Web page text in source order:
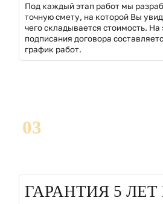
Под каждый этап работ мы
точную смету, на которой Вы
чего складывается стоимость. На
подписания договора
график работ.
03
ГАРАНТИЯ 5